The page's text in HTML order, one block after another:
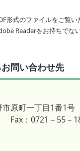
形式のファイルをご覧
Readerをお持ちでな
問い合わせ先
市原町一丁目1番1号
Fax：0721－55－